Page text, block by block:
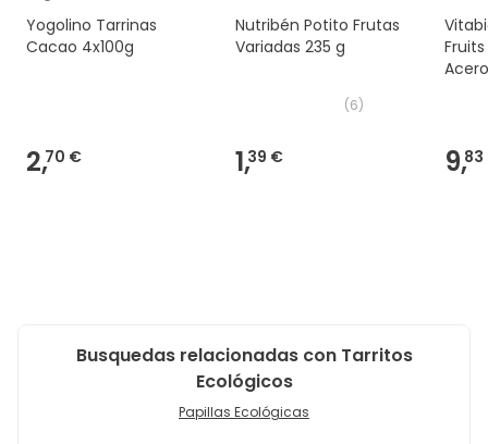
Yogolino Tarrinas
Cacao 4x100g
2,70 €
Nutribén Potito Frutas
Variadas 235 g
(6)
1,39 € 9,
Busquedas relacionadas con Tarritos
Ecológicos
Papillas Ecológicas